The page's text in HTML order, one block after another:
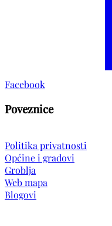
Facebook
Poveznice
Politika privatnosti
Općine i gradovi
Groblja
Web mapa
Blogovi